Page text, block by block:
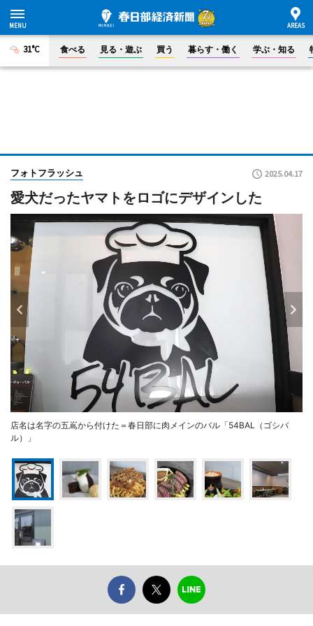
31°C 食べる 見る・遊ぶ 買う 暮らす・働く 学ぶ・知る
フォトフラッシュ 2025.04.17
愛犬だったヤマトをロゴにデザインした
店名は名字の五嶌から付けた＝春日部に肉メインのバル「54BAL（ゴシバ
ル）」